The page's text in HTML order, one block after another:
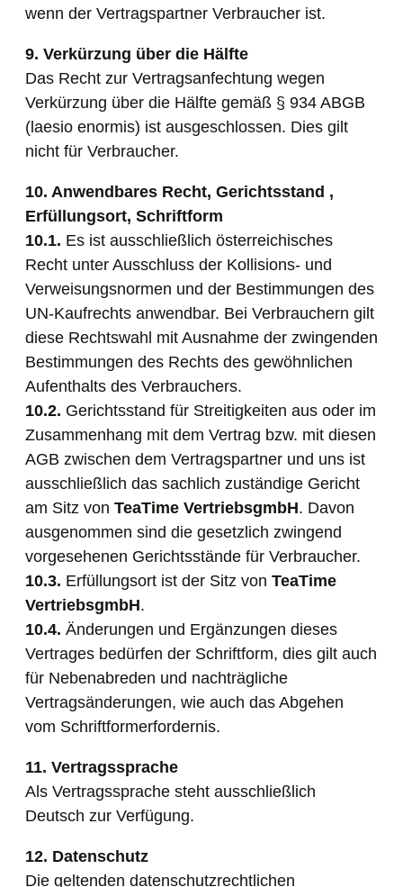
wenn der Vertragspartner Verbraucher ist.
9. Verkürzung über die Hälfte
Das Recht zur Vertragsanfechtung wegen
Verkürzung über die Hälfte gemäß § 934 ABGB
(laesio enormis) ist ausgeschlossen. Dies gilt
nicht für Verbraucher.
10. Anwendbares Recht, Gerichtsstand ,
Erfüllungsort, Schriftform
10.1. Es ist ausschließlich österreichisches
Recht unter Ausschluss der Kollisions- und
Verweisungsnormen und der Bestimmungen des
UN-Kaufrechts anwendbar. Bei Verbrauchern gilt
diese Rechtswahl mit Ausnahme der zwingenden
Bestimmungen des Rechts des gewöhnlichen
Aufenthalts des Verbrauchers.
10.2. Gerichtsstand für Streitigkeiten aus oder im
Zusammenhang mit dem Vertrag bzw. mit diesen
AGB zwischen dem Vertragspartner und uns ist
ausschließlich das sachlich zuständige Gericht
am Sitz von TeaTime VertriebsgmbH. Davon
ausgenommen sind die gesetzlich zwingend
vorgesehenen Gerichtsstände für Verbraucher.
10.3. Erfüllungsort ist der Sitz von TeaTime
VertriebsgmbH.
10.4. Änderungen und Ergänzungen dieses
Vertrages bedürfen der Schriftform, dies gilt auch
für Nebenabreden und nachträgliche
Vertragsänderungen, wie auch das Abgehen
vom Schriftformerfordernis.
11. Vertragssprache
Als Vertragssprache steht ausschließlich
Deutsch zur Verfügung.
12. Datenschutz
Die geltenden datenschutzrechtlichen